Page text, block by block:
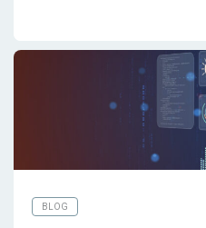
BLOG